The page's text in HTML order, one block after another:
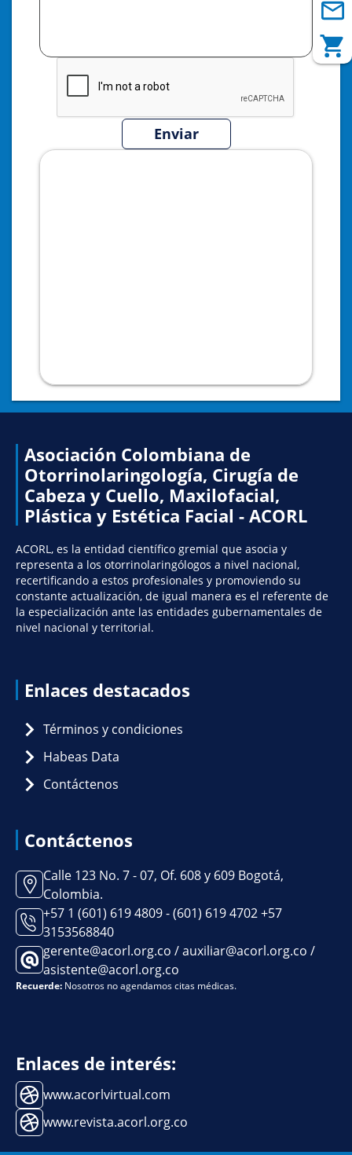
Enviar
Asociación Colombiana de
Otorrinolaringología, Cirugía de
Cabeza y Cuello, Maxilofacial,
Plástica y Estética Facial - ACORL
ACORL, es la entidad científico gremial que asocia y
representa a los otorrinolaringólogos a nivel nacional,
recertificando a estos profesionales y promoviendo su
constante actualización, de igual manera es el referente de
la especialización ante las entidades gubernamentales de
nivel nacional y territorial.
Enlaces destacados
Términos y condiciones
Habeas Data
Contáctenos
Contáctenos
Calle 123 No. 7 - 07, Of. 608 y 609 Bogotá,
Colombia.
+57 1 (601) 619 4809 - (601) 619 4702 +57
3153568840
gerente@acorl.org.co / auxiliar@acorl.org.co /
asistente@acorl.org.co
Recuerde: Nosotros no agendamos citas médicas.
Enlaces de interés:
www.acorlvirtual.com
www.revista.acorl.org.co